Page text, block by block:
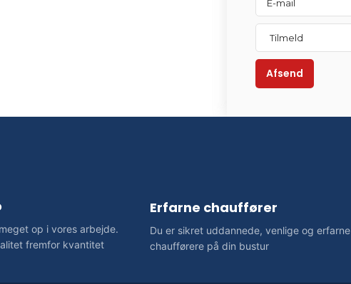
op i vores arbejde.
fremfor kvantitet
Erfarne chauffører
Du er sikret uddannede, venlige og erfarne
chaufførere på din bustur